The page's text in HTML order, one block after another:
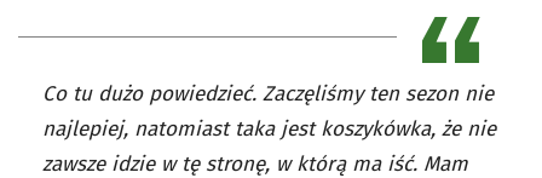
Co tu dużo powiedzieć. Zaczęliśmy ten sezon nie
najlepiej, natomiast taka jest koszykówka, że nie
zawsze idzie w tę stronę, w którą ma iść. Mam